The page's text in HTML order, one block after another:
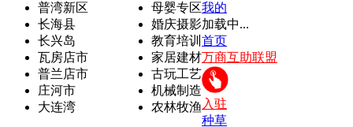
普湾新区
长海县
长兴岛
瓦房店市
普兰店市
庄河市
大连湾
母婴专区
婚庆摄影
教育培训
家居建材
古玩工艺
机械制造
农林牧渔
我的
加载中...
首页
万商互助联盟
入驻
种草